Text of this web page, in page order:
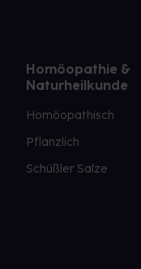
Homöopathie &
Naturheilkunde
Homöopathisch
Pflanzlich
Schüßler Salze